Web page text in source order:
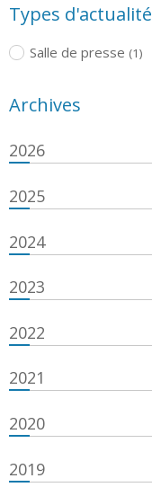
Types d'actualité
Salle de presse (1)
Archives
2026
2025
2024
2023
2022
2021
2020
2019